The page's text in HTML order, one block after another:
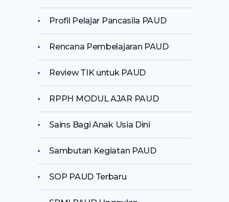
Profil Pelajar Pancasila PAUD
Rencana Pembelajaran PAUD
Review TIK untuk PAUD
RPPH MODUL AJAR PAUD
Sains Bagi Anak Usia Dini
Sambutan Kegiatan PAUD
SOP PAUD Terbaru